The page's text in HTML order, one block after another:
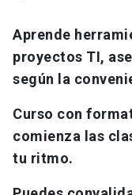
Aprende
proyectos TI,
según la
Curso con
comienza las
tu ritmo.